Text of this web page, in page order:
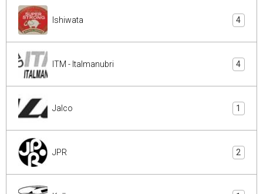
Ishiwata 4
ITM - Italmanubri 4
Jalco 1
JPR 2